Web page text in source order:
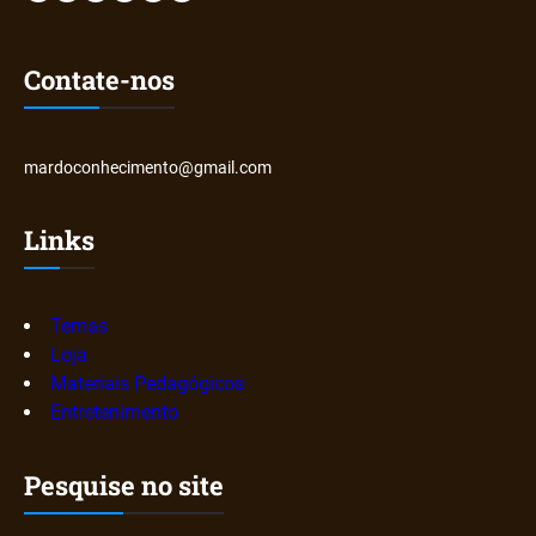
Contate-nos
mardoconhecimento@gmail.com
Links
Temas
Loja
Materiais Pedagógicos
Entretenimento
Pesquise no site